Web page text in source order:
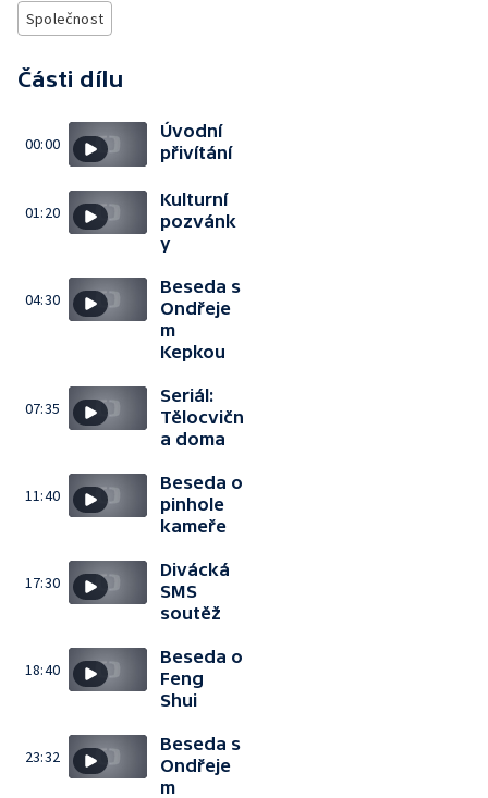
Společnost
Části dílu
00:00
Úvodní
přivítání
01:20
Kulturní
pozvánk
y
04:30
Beseda s
Ondřeje
m
Kepkou
07:35
Seriál:
Tělocvičn
a doma
11:40
Beseda o
pinhole
kameře
17:30
Divácká
SMS
soutěž
18:40
Beseda o
Feng
Shui
23:32
Beseda s
Ondřeje
m